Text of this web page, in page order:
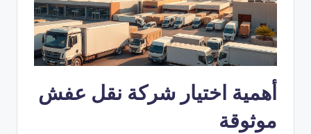
أهمية اختيار شركة نقل عفش
موثوقة